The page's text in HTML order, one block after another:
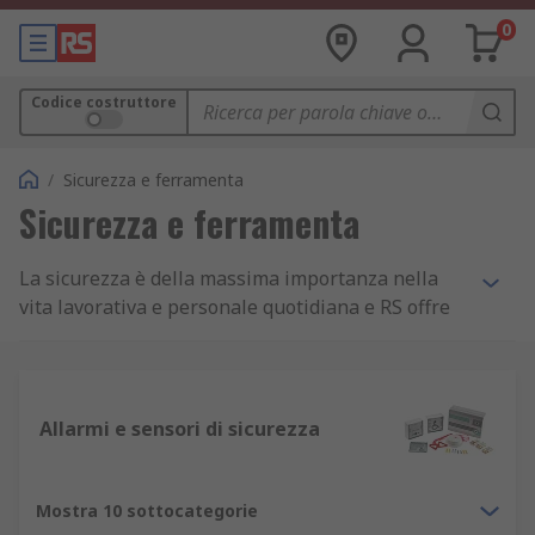
0
Codice costruttore
/ Sicurezza e ferramenta
Sicurezza e ferramenta
La sicurezza è della massima importanza nella
vita lavorativa e personale quotidiana e RS offre
Sistemi di allarme – con una varietà di opzioni
di allarme, tra cui allarmi per una semplice zona
nostra gamma può coprire qualsiasi applicazione.
Allarmi e sensori di sicurezza
Mostra 10 sottocategorie